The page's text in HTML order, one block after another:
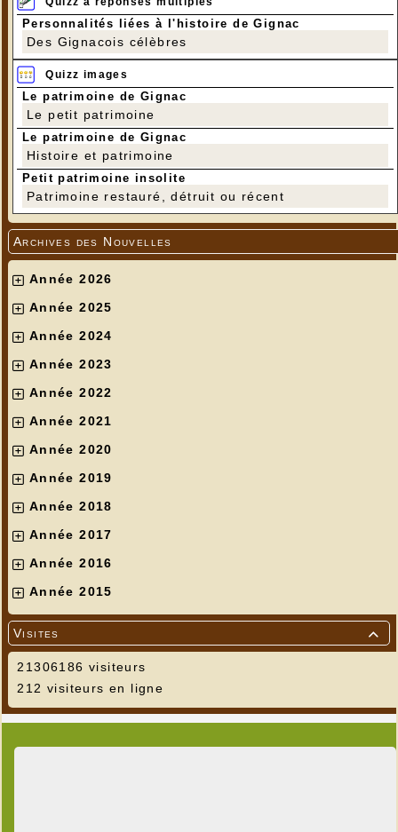
Personnalités liées à l'histoire de Gignac
Des Gignacois célèbres
Quizz images
Le patrimoine de Gignac
Le petit patrimoine
Le patrimoine de Gignac
Histoire et patrimoine
Petit patrimoine insolite
Patrimoine restauré, détruit ou récent
Archives des Nouvelles
Année 2026
Année 2025
Année 2024
Année 2023
Année 2022
Année 2021
Année 2020
Année 2019
Année 2018
Année 2017
Année 2016
Année 2015

Visites
21306186 visiteurs
212 visiteurs en ligne